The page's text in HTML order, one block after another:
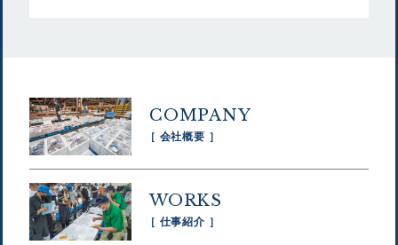
COMPANY
［ 会社概要 ］
WORKS
［ 仕事紹介 ］